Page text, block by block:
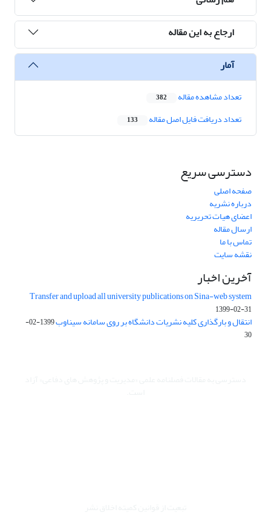
ارجاع به این مقاله
آمار
تعداد مشاهده مقاله 382
تعداد دریافت فایل اصل مقاله 133
دسترسی سریع
صفحه اصلی
درباره نشریه
اعضای هیات تحریریه
ارسال مقاله
تماس با ما
نقشه سایت
آخرین اخبار
Transfer and upload all university publications on Sina-web system
1399-02-31
انتقال و بارگذاری کلیه نشریات دانشگاه بر روی سامانه سیناوب
1399-02-
30